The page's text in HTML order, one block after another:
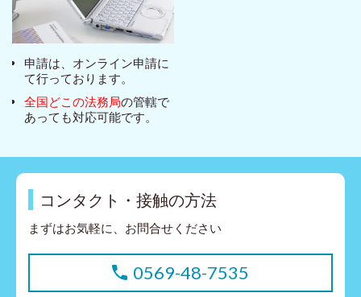
申請は、オンライン申請に
て行っております。
全国どこの法務局の管轄で
あっても対応可能です。
コンタクト・接触の方法
まずはお気軽に、お問合せください
0569-48-7535